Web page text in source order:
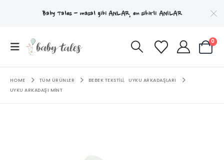
Baby Tales - masal gibiANLAR, en sihirli ANILAR
0
HOME TÜM ÜRÜNLER BEBEK TEKSTILI,
UYKU ARKADAŞLARI
UYKU ARKADAŞI MINT